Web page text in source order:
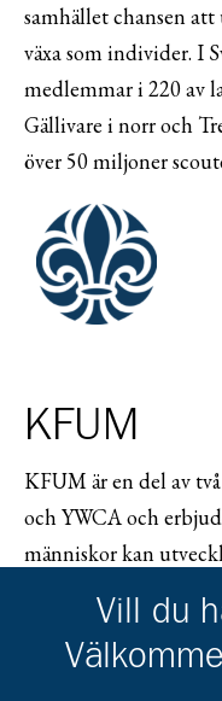
samhället chansen
växa som individer. I
medlemmar i 220 av
Gällivare i norr och
över 50 miljoner
KFUM
KFUM är en del av
och YWCA och
människor kan
och når ca 70
KFUM ca 150
Vill du